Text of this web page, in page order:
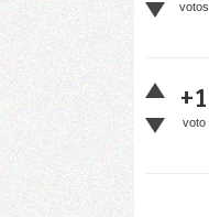
votos
+1
voto